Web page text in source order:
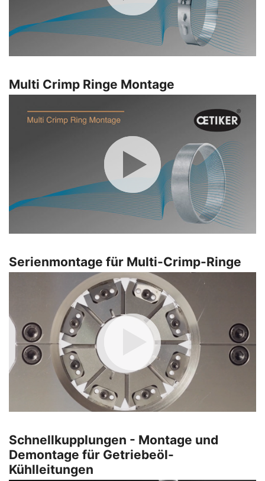
Multi Crimp Ringe Montage
Serienmontage für Multi-Crimp-Ringe
Schnellkupplungen - Montage und
Demontage für Getriebeöl-
Kühlleitungen